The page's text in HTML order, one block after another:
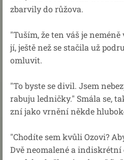
zbarvily do růžova.
"Tuším, že ten váš je
jí, ještě než se stačila už
omluvit.
"To byste se divil. Jsem
rabuju ledničky." Smála se,
zní jako vrnění někde
"Chodíte sem kvůli Ozovi?
Dvě neomalené a indiskrétní